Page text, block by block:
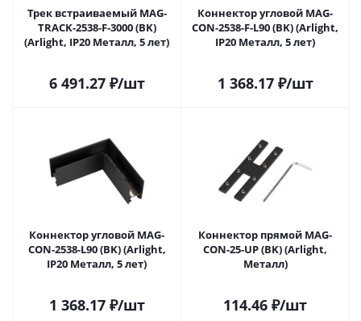
Трек встраиваемый MAG-
TRACK-2538-F-3000 (BK)
(Arlight, IP20 Металл, 5 лет)
6 491.27₽/шт
Коннектор угловой MAG-
CON-2538-F-L90 (BK) (Arlight,
IP20 Металл, 5 лет)
1 368.17₽/шт
Коннектор угловой MAG-
CON-2538-L90 (BK) (Arlight,
IP20 Металл, 5 лет)
1 368.17₽/шт
Коннектор прямой MAG-
CON-25-UP (BK) (Arlight,
Металл)
114.46 ₽/шт